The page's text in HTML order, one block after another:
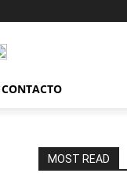
CONTACTO
MOST READ